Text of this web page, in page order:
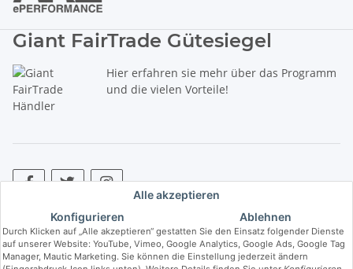
Alle akzeptieren
Konfigurieren
Ablehnen
Durch Klicken auf „Alle akzeptieren“ gestatten Sie den Einsatz folgender Dienste
auf unserer Website: YouTube, Vimeo, Google Analytics, Google Ads, Google Tag
Manager, Mautic Marketing. Sie können die Einstellung jederzeit ändern
Giant FairTrade Gütesiegel
Hier erfahren sie mehr über das Programm
und die vielen Vorteile!
* Alle Preise inkl. gesetzlicher USt., zzgl.
. ** Hierbei handelt es
sich um die unverbindliche Preisempfehlung des Herstellers (kurz UVP).